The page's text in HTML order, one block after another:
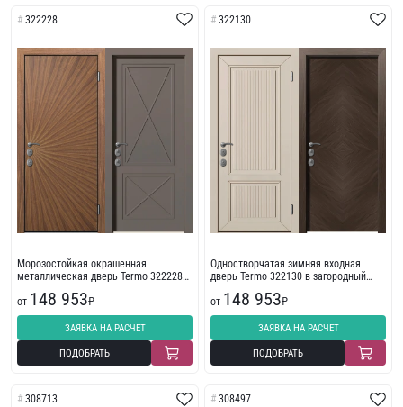
322228
Морозостойкая окрашенная
металлическая дверь Termo 322228
от 148 953₽
ЗАЯВКА НА РАСЧЕТ
ПОДОБРАТЬ
322130
Одностворчатая зимняя входная
дверь Termo 322130 в загородный
от 148 953₽
ЗАЯВКА НА РАСЧЕТ
ПОДОБРАТЬ
308713 308497